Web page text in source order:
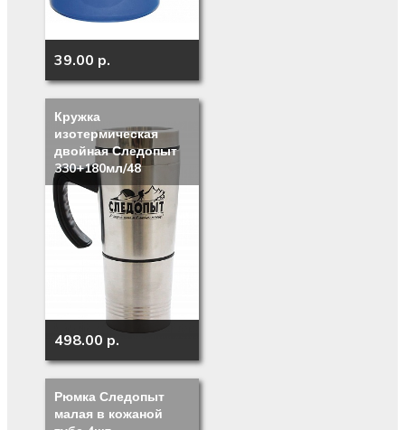
39.00 p.
Кружка
изотермическая
двойная Следопыт
330+180мл/48
498.00 p.
Рюмка Следопыт
малая в кожаной